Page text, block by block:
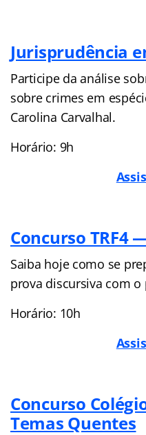
Jurisprudência
Participe da análise
sobre crimes em
Carolina Carvalhal.
Horário: 9h
Concurso TRF4
Saiba hoje como se
prova discursiva com
Horário: 10h
Concurso
Temas Quentes